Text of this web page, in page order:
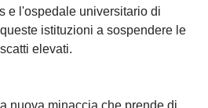
e l'ospedale universitario di
istituzioni a sospendere le
elevati.
nuova minaccia che prende di